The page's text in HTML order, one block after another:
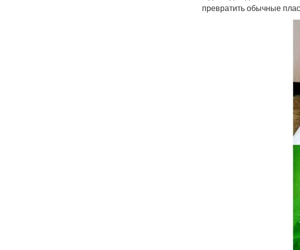
превратить обычные